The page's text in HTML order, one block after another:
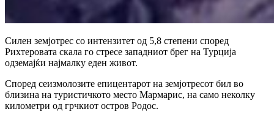
Силен земјотрес со интензитет од 5,8 степени според
Рихтеровата скала го стресе западниот брег на Турција
одземајќи најмалку еден живот.
Според сеизмолозите епицентарот на земјотресот бил во
близина на туристичкото место Мармарис, на само неколку
километри од грчкиот остров Родос.